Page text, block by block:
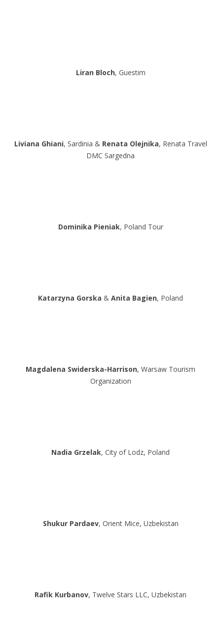
Liran Bloch, Guestim
Liviana Ghiani, Sardinia & Renata Olejnika, Renata Travel
DMC Sargedna
Dominika Pieniak, Poland Tour
Katarzyna Gorska & Anita Bagien, Poland
Magdalena Swiderska-Harrison, Warsaw Tourism
Organization
Nadia Grzelak, City of Lodz, Poland
Shukur Pardaev, Orient Mice, Uzbekistan
Rafik Kurbanov, Twelve Stars LLC, Uzbekistan